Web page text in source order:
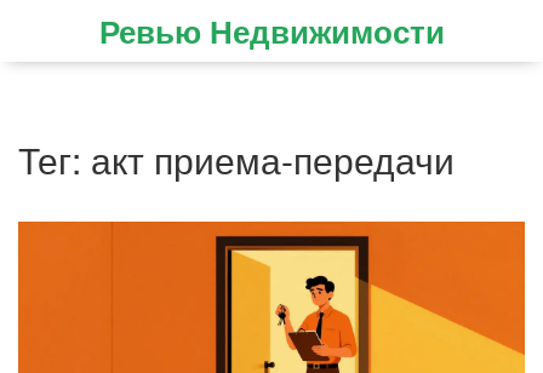
Ревью Недвижимости
Тег: акт приема-передачи